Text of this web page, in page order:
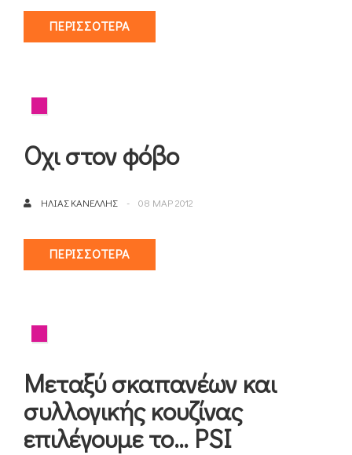
ΠΕΡΙΣΣΌΤΕΡΑ
Οχι στον φόβο
ΗΛΊΑΣ ΚΑΝΈΛΛΗΣ 08 ΜΑΡ 2012
ΠΕΡΙΣΣΌΤΕΡΑ
Μεταξύ σκαπανέων και
συλλογικής κουζίνας
επιλέγουμε το… PSI